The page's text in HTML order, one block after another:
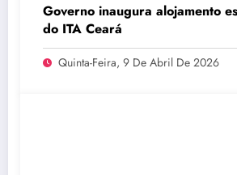
Governo inaugura alojamento
do ITA Ceará
Quinta-Feira, 9 De Abril De 2026